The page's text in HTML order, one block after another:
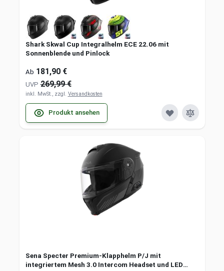
Shark Skwal Cup Integralhelm ECE 22.06 mit
Sonnenblende und Pinlock
Ab 181,90 €
UVP 269,99 €
inkl. MwSt., zzgl. Versandkosten
Produkt ansehen
Sena Specter Premium-Klapphelm P/J mit
integriertem Mesh 3.0 Intercom Headset und LED